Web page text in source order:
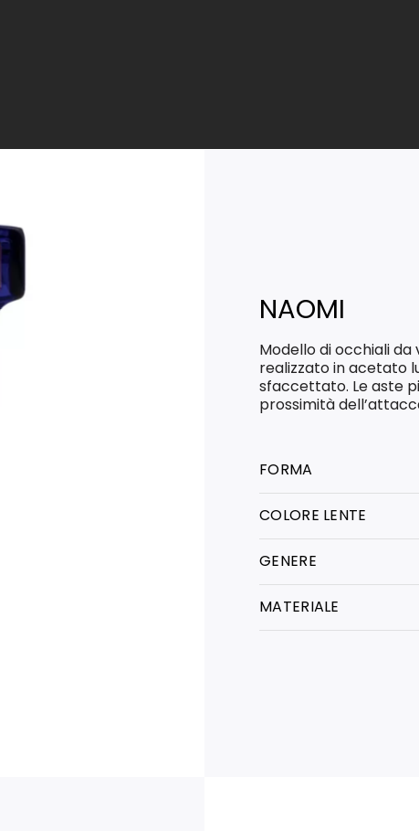
NAOMI
Modello di occhiali da
realizzato in acetato
sfaccettato. Le aste
prossimità
FORMA
COLORE LENTE
GENERE
MATERIALE